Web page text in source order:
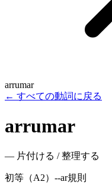
arrumar
← すべての動詞に戻る
arrumar
— 片付ける / 整理する
初等（A2） --ar規則